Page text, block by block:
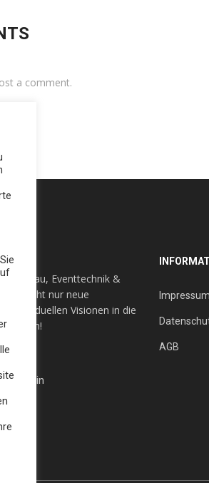
a comment.
Eventtechnik &
nicht nur neue
individuellen Visionen in die
Berlin
Impressum
AGB